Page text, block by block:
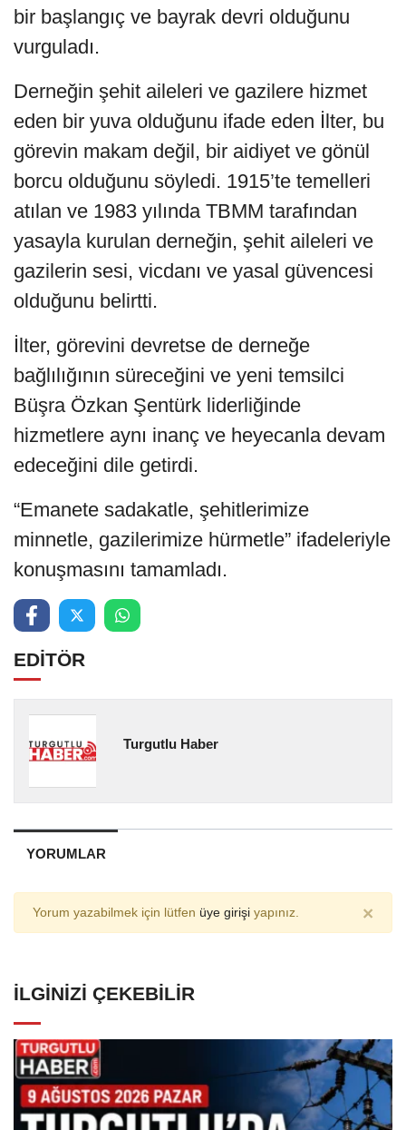
bir başlangıç ve bayrak devri olduğunu
vurguladı.
Derneğin şehit aileleri ve gazilere hizmet
eden bir yuva olduğunu ifade eden İlter, bu
görevin makam değil, bir aidiyet ve gönül
borcu olduğunu söyledi. 1915’te temelleri
atılan ve 1983 yılında TBMM tarafından
yasayla kurulan derneğin, şehit aileleri ve
gazilerin sesi, vicdanı ve yasal güvencesi
olduğunu belirtti.
İlter, görevini devretse de derneğe
bağlılığının süreceğini ve yeni temsilci
Büşra Özkan Şentürk liderliğinde
hizmetlere aynı inanç ve heyecanla devam
edeceğini dile getirdi.
“Emanete sadakatle, şehitlerimize
minnetle, gazilerimize hürmetle” ifadeleriyle
konuşmasını tamamladı.
EDİTÖR
Turgutlu Haber
YORUMLAR
Yorum yazabilmek için lütfen üye girişi yapınız. ×
İLGINIZI ÇEKEBILIR